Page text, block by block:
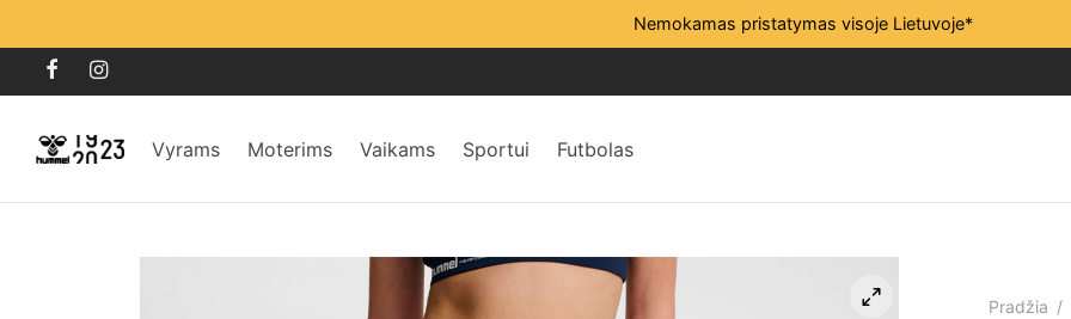
Nemokamas pristatymas visoje Lietuvoje*
Vyrams Moterims Vaikams Sportui Futbolas
Pradžia /